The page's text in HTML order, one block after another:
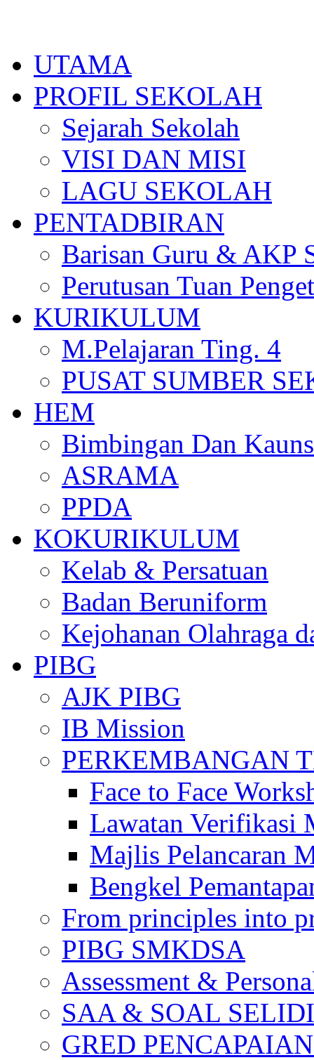
UTAMA
PROFIL SEKOLAH
Sejarah Sekolah
VISI DAN MISI
LAGU SEKOLAH
PENTADBIRAN
Barisan Guru & AKP
Perutusan Tuan
KURIKULUM
M.Pelajaran Ting. 4
PUSAT SUMBER
HEM
Bimbingan Dan
ASRAMA
PPDA
KOKURIKULUM
Kelab & Persatuan
Badan Beruniform
Kejohanan Olahraga
PIBG
AJK PIBG
IB Mission
PERKEMBANGAN
Face to Face
Lawatan Verifikasi
Majlis Pelancaran
Bengkel
From principles into
PIBG SMKDSA
Assessment &
SAA & SOAL
GRED